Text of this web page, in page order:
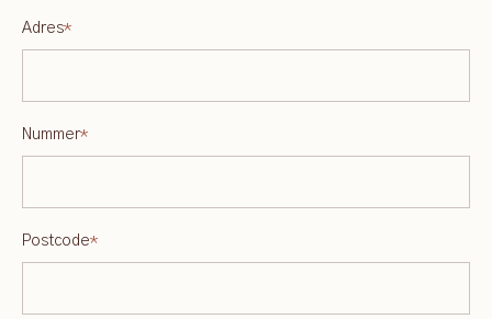
Adres*
Nummer*
Postcode*